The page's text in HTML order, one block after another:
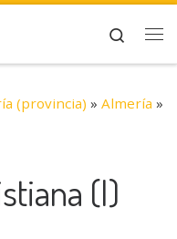
Search
(provincia) » Almería »
(I)